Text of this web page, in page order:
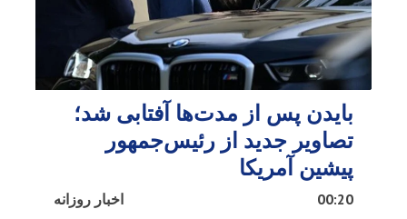
بایدن پس از مدت‌ها آفتابی شد؛
تصاویر جدید از رئیس‌جمهور
پیشین آمریکا
اخبار روزانه 00:20